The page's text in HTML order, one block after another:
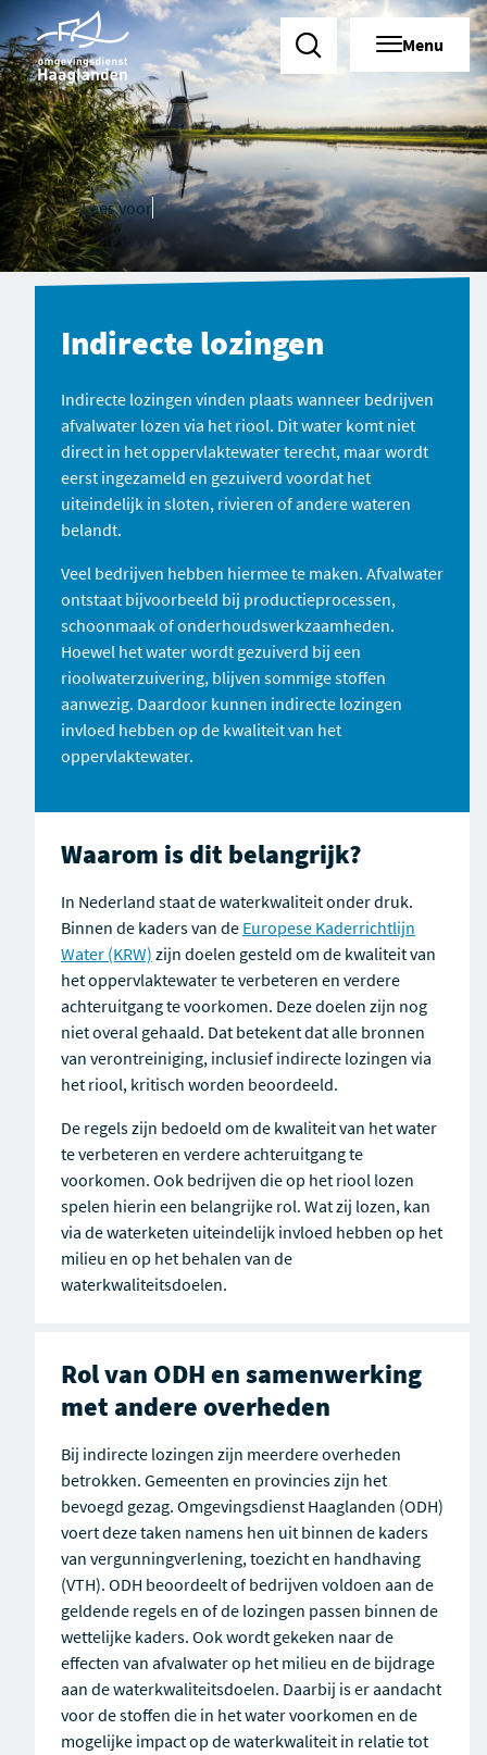
Zoeken Menu
Lees voor
Indirecte lozingen
Indirecte lozingen vinden plaats wanneer bedrijven
afvalwater lozen via het riool. Dit water komt niet
direct in het oppervlaktewater terecht, maar wordt
eerst ingezameld en gezuiverd voordat het
uiteindelijk in sloten, rivieren of andere wateren
belandt.
Veel bedrijven hebben hiermee te maken. Afvalwater
ontstaat bijvoorbeeld bij productieprocessen,
schoonmaak of onderhoudswerkzaamheden.
Hoewel het water wordt gezuiverd bij een
rioolwaterzuivering, blijven sommige stoffen
aanwezig. Daardoor kunnen indirecte lozingen
invloed hebben op de kwaliteit van het
oppervlaktewater.
Waarom is dit belangrijk?
In Nederland staat de waterkwaliteit onder druk.
Binnen de kaders van de Europese Kaderrichtlijn
Water (KRW) zijn doelen gesteld om de kwaliteit van
het oppervlaktewater te verbeteren en verdere
achteruitgang te voorkomen. Deze doelen zijn nog
niet overal gehaald. Dat betekent dat alle bronnen
van verontreiniging, inclusief indirecte lozingen via
het riool, kritisch worden beoordeeld.
De regels zijn bedoeld om de kwaliteit van het water
te verbeteren en verdere achteruitgang te
voorkomen. Ook bedrijven die op het riool lozen
spelen hierin een belangrijke rol. Wat zij lozen, kan
via de waterketen uiteindelijk invloed hebben op het
milieu en op het behalen van de
waterkwaliteitsdoelen.
Rol van ODH en samenwerking
met andere overheden
Bij indirecte lozingen zijn meerdere overheden
betrokken. Gemeenten en provincies zijn het
bevoegd gezag. Omgevingsdienst Haaglanden (ODH)
voert deze taken namens hen uit binnen de kaders
van vergunningverlening, toezicht en handhaving
(VTH). ODH beoordeelt of bedrijven voldoen aan de
geldende regels en of de lozingen passen binnen de
wettelijke kaders. Ook wordt gekeken naar de
effecten van afvalwater op het milieu en de bijdrage
aan de waterkwaliteitsdoelen. Daarbij is er aandacht
voor de stoffen die in het water voorkomen en de
mogelijke impact op de waterkwaliteit in relatie tot